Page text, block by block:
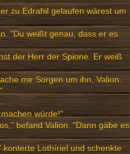
zu Edrahil gelaufen wärest um
"Du weißt genau, dass er es
der Herr der Spione. Er weiß
mir Sorgen um ihn, Valion.
würde!"
befand Valion. "Dann gäbe es
Lothíriel und schenkte